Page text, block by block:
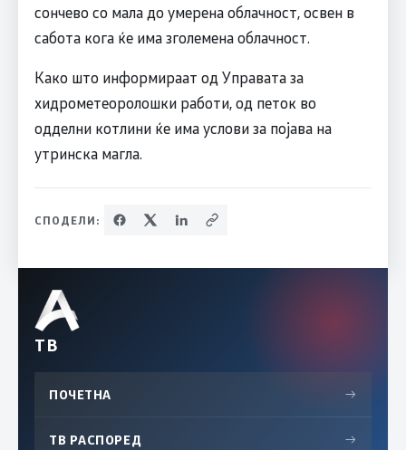
сончево со мала до умерена облачност, освен в
сабота кога ќе има зголемена облачност.
Како што информираат од Управата за
хидрометеоролошки работи, од петок во
одделни котлини ќе има услови за појава на
утринска магла.
СПОДЕЛИ:
ТВ
ПОЧЕТНА →
ТВ РАСПОРЕД →